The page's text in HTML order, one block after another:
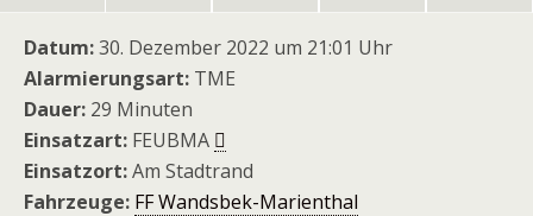
Datum:30. Dezember 2022 um 21:01 Uhr
Alarmierungsart: TME
Dauer: 29 Minuten
Einsatzart: FEUBMA
Einsatzort:Am Stadtrand
Fahrzeuge: FF Wandsbek-Marienthal